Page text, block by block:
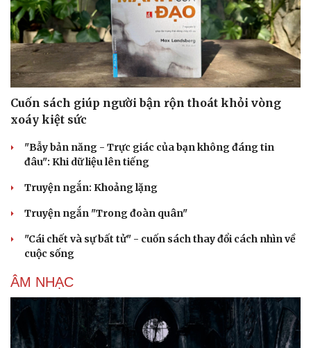
Cuốn sách giúp người bận rộn thoát khỏi vòng
xoáy kiệt sức
"Bẫy bản năng - Trực giác của bạn không đáng tin
đâu": Khi dữ liệu lên tiếng
Truyện ngắn: Khoảng lặng
Truyện ngắn "Trong đoàn quân"
"Cái chết và sự bất tử" - cuốn sách thay đổi cách nhìn về
cuộc sống
ÂM NHẠC